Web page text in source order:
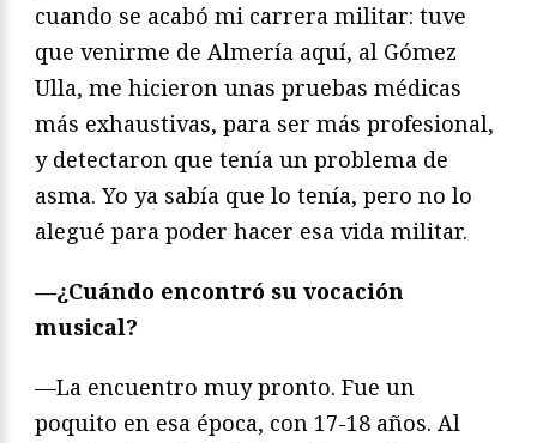
cuando se acabó mi carrera militar: tuve
que venirme de Almería aquí, al Gómez
Ulla, me hicieron unas pruebas médicas
más exhaustivas, para ser más profesional,
y detectaron que tenía un problema de
asma. Yo ya sabía que lo tenía, pero no lo
alegué para poder hacer esa vida militar.
—¿Cuándo encontró su vocación
musical?
—La encuentro muy pronto. Fue un
poquito en esa época, con 17-18 años. Al